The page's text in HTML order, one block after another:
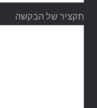
תקציר של הבקשה